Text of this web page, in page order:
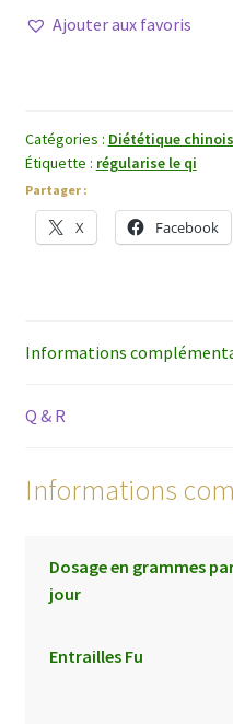
Shi
Ajouter aux favoris
Catégories : Diététique
Étiquette : régularise le qi
Partager :
X Facebook
Informations
Q & R
Informations
Dosage en grammes
jour
Entrailles Fu